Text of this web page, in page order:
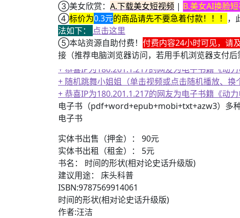
③美女欣赏： A.下载美女短视频 | B.美女AI换脸
④标价为0.3元的商品请先不要急着付款！！！ ，
法如下： 点击这里
⑤本站资源自助付费！ 付费内容24小时可见，请
接（推荐电脑浏览器访问，若用手机浏览器支付后
+ 恭喜IP为180.201.1.217的网友为电子书籍《动
+ 随机跳舞小姐姐（单击视频或点击随机播放、换
+ 恭喜IP为180.201.1.217的网友为电子书籍《动
+ 美女电影高清预览
电子书（pdf+word+epub+mobi+txt+azw3）多
电子书
实体书出售（押金）： 90元
实体书出租（租金）： 5元
书名： 时间的形状(相对论史话升级版)
建议用途： 床头科普
ISBN:9787569914061
时间的形状(相对论史话升级版)
作者:汪洁